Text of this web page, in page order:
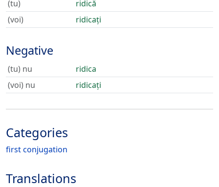
(tu)
ridică
(voi)
ridicați
Negative
(tu) nu
ridica
(voi) nu
ridicați
Categories
first conjugation
Translations